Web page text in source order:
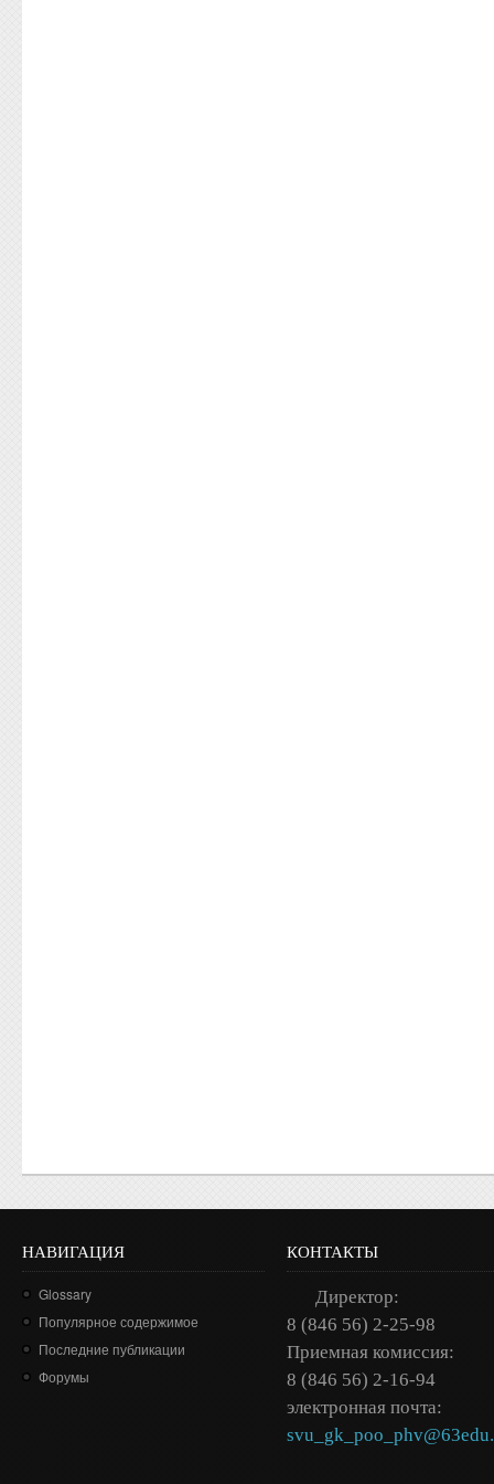
НАВИГАЦИЯ
Glossary
Популярное содержимое
Последние публикации
Форумы
КОНТАКТЫ
Директор:
8 (846 56) 2-25-98
Приемная комиссия:
8 (846 56) 2-16-94
электронная почта: